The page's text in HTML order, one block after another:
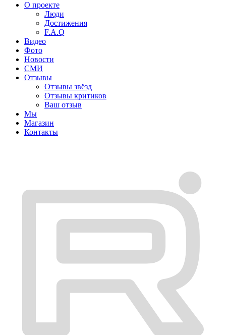
О проекте
Люди
Достижения
F.A.Q
Видео
Фото
Новости
СМИ
Отзывы
Отзывы звёзд
Отзывы критиков
Ваш отзыв
Мы
Магазин
Контакты